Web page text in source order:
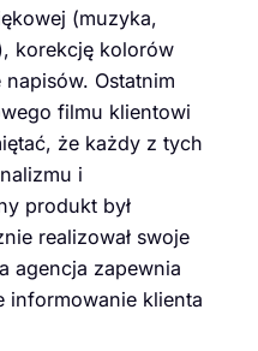
(muzyka,
korekcję kolorów
Ostatnim
filmu klientowi
że każdy z tych
i
produkt był
realizował swoje
agencja zapewnia
informowanie klienta